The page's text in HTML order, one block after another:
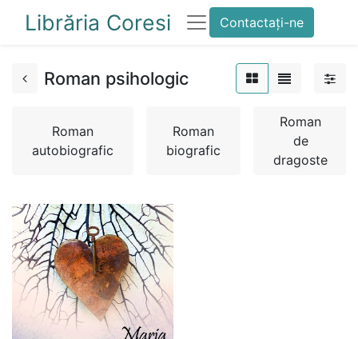
Librăria Coresi Contactați-ne
Roman psihologic
Roman
autobiografic
Roman
biografic
Roman
de
dragoste